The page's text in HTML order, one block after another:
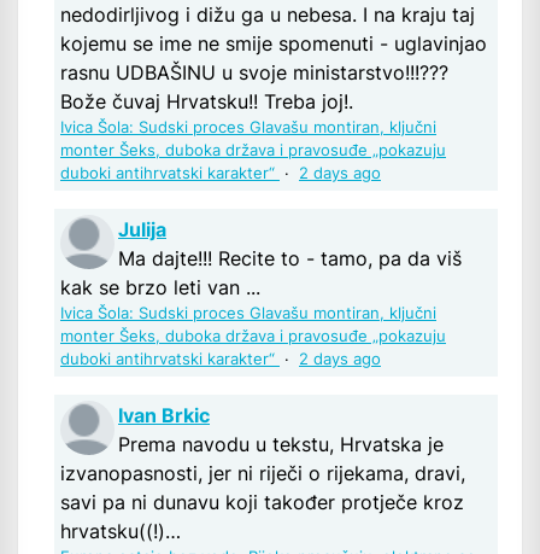
nedodirljivog i dižu ga u nebesa. I na kraju taj
kojemu se ime ne smije spomenuti - uglavinjao
rasnu UDBAŠINU u svoje ministarstvo!!!???
Bože čuvaj Hrvatsku!! Treba joj!.
Ivica Šola: Sudski proces Glavašu montiran, ključni
monter Šeks, duboka država i pravosuđe „pokazuju
duboki antihrvatski karakter“ · 2 days ago
Julija
Ma dajte!!! Recite to - tamo, pa da viš
kak se brzo leti van ...
Ivica Šola: Sudski proces Glavašu montiran, ključni
monter Šeks, duboka država i pravosuđe „pokazuju
duboki antihrvatski karakter“ · 2 days ago
Ivan Brkic
Prema navodu u tekstu, Hrvatska je
izvanopasnosti, jer ni riječi o rijekama, dravi,
savi pa ni dunavu koji također protječe kroz
hrvatsku((!)…